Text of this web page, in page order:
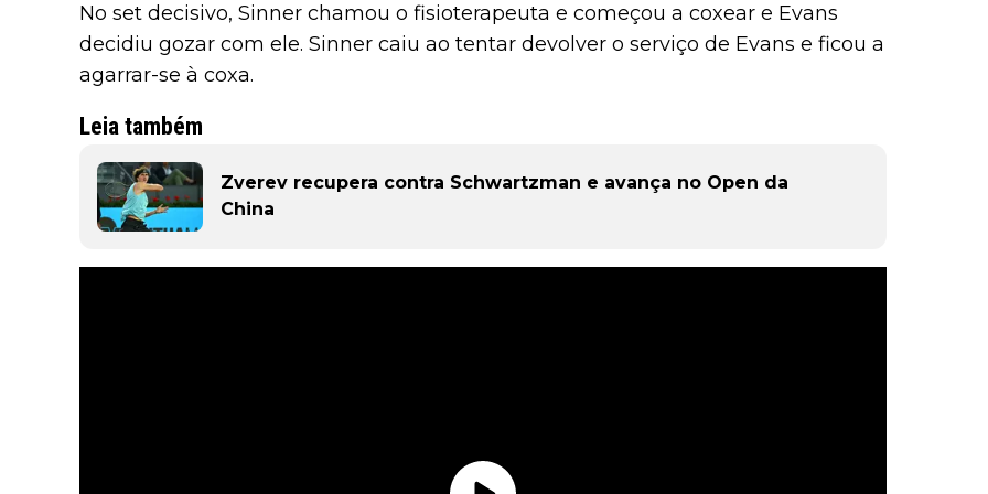
No set decisivo, Sinner chamou o fisioterapeuta e começou a coxear e Evans
decidiu gozar com ele. Sinner caiu ao tentar devolver o serviço de Evans e ficou a
agarrar-se à coxa.
Leia também
Zverev recupera contra Schwartzman e avança no Open da
China